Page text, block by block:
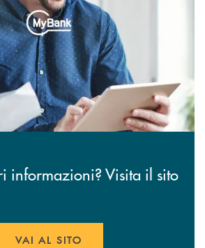
informazioni? Visita il sito
VAI AL SITO